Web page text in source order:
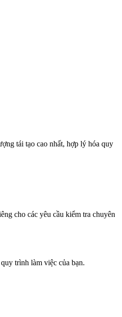
tái tạo cao nhất, hợp lý hóa quy
cho các yêu cầu kiểm tra chuyên
trình làm việc của bạn.